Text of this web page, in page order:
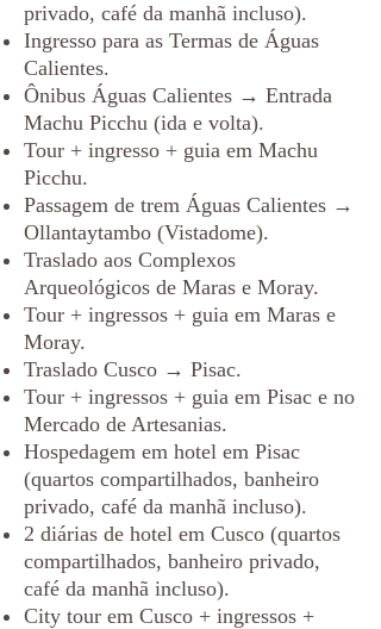
privado, café da manhã incluso).
Ingresso para as Termas de Águas
Calientes.
Ônibus Águas Calientes → Entrada
Machu Picchu (ida e volta).
Tour + ingresso + guia em Machu
Picchu.
Passagem de trem Águas Calientes →
Ollantaytambo (Vistadome).
Traslado aos Complexos
Arqueológicos de Maras e Moray.
Tour + ingressos + guia em Maras e
Moray.
Traslado Cusco → Pisac.
Tour + ingressos + guia em Pisac e no
Mercado de Artesanias.
Hospedagem em hotel em Pisac
(quartos compartilhados, banheiro
privado, café da manhã incluso).
2 diárias de hotel em Cusco (quartos
compartilhados, banheiro privado,
café da manhã incluso).
City tour em Cusco + ingressos +